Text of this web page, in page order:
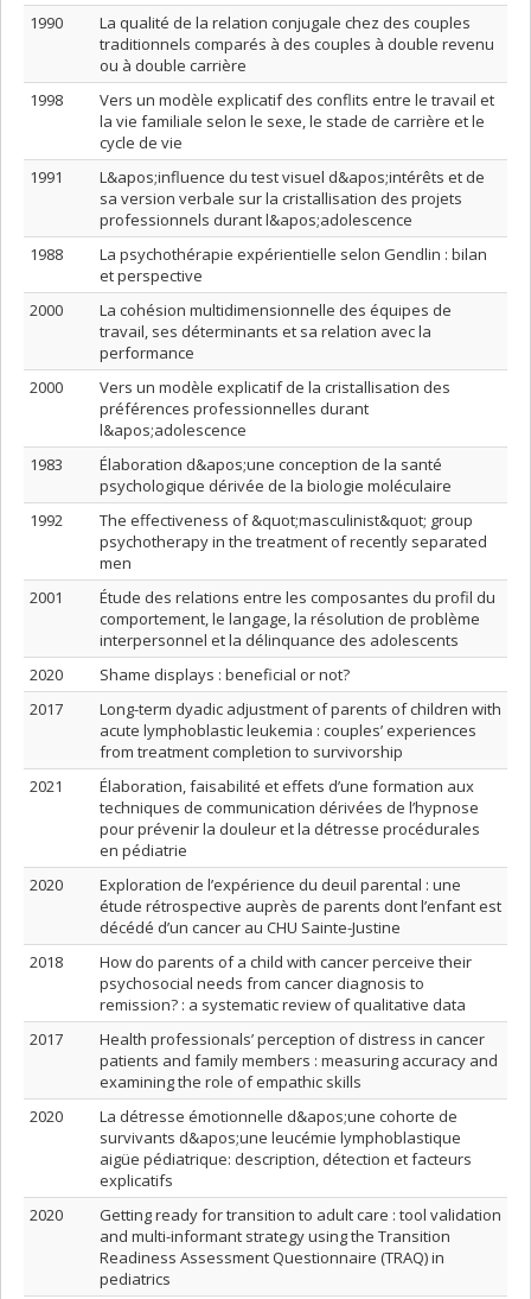
1990
La qualité de la relation conjugale chez des couples
traditionnels comparés à des couples à double revenu
ou à double carrière
1998
Vers un modèle explicatif des conflits entre le travail et
la vie familiale selon le sexe, le stade de carrière et le
cycle de vie
1991
L&apos;influence du test visuel d&apos;intérêts et de
sa version verbale sur la cristallisation des projets
professionnels durant l&apos;adolescence
1988
La psychothérapie expérientielle selon Gendlin : bilan
et perspective
2000
La cohésion multidimensionnelle des équipes de
travail, ses déterminants et sa relation avec la
performance
2000
Vers un modèle explicatif de la cristallisation des
préférences professionnelles durant
l&apos;adolescence
1983
Élaboration d&apos;une conception de la santé
psychologique dérivée de la biologie moléculaire
1992
The effectiveness of &quot;masculinist&quot; group
psychotherapy in the treatment of recently separated
men
2001
Étude des relations entre les composantes du profil du
comportement, le langage, la résolution de problème
interpersonnel et la délinquance des adolescents
2020
Shame displays : beneficial or not?
2017
Long-term dyadic adjustment of parents of children with
acute lymphoblastic leukemia : couples’ experiences
from treatment completion to survivorship
2021
Élaboration, faisabilité et effets d’une formation aux
techniques de communication dérivées de l’hypnose
pour prévenir la douleur et la détresse procédurales
en pédiatrie
2020
Exploration de l’expérience du deuil parental : une
étude rétrospective auprès de parents dont l’enfant est
décédé d’un cancer au CHU Sainte-Justine
2018
How do parents of a child with cancer perceive their
psychosocial needs from cancer diagnosis to
remission? : a systematic review of qualitative data
2017
Health professionals’ perception of distress in cancer
patients and family members : measuring accuracy and
examining the role of empathic skills
2020
La détresse émotionnelle d&apos;une cohorte de
survivants d&apos;une leucémie lymphoblastique
aigüe pédiatrique: description, détection et facteurs
explicatifs
2020
Getting ready for transition to adult care : tool validation
and multi-informant strategy using the Transition
Readiness Assessment Questionnaire (TRAQ) in
pediatrics